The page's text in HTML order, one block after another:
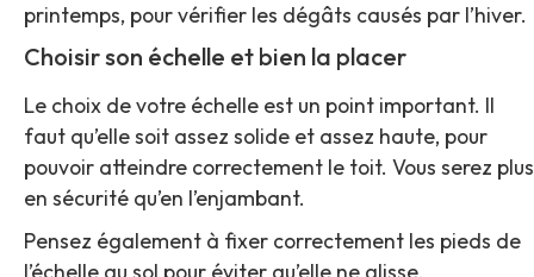
printemps, pour vérifier les dégâts causés par l’hiver.
Choisir son échelle et bien la placer
Le choix de votre échelle est un point important. Il
faut qu’elle soit assez solide et assez haute, pour
pouvoir atteindre correctement le toit. Vous serez plus
en sécurité qu’en l’enjambant.
Pensez également à fixer correctement les pieds de